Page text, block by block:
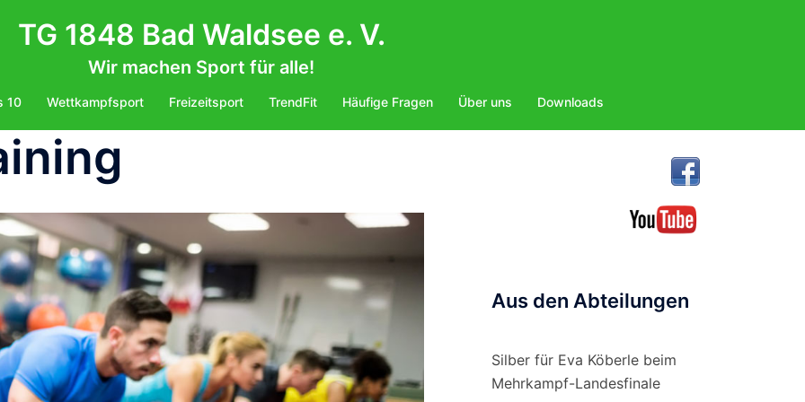
TG 1848 Bad Waldsee e. V.
Wir machen Sport für alle!
10 Wettkampfsport Freizeitsport TrendFit Häufige Fragen Über uns Downloads
Aus den Abteilungen
Silber für Eva Köberle beim
Mehrkampf-Landesfinale